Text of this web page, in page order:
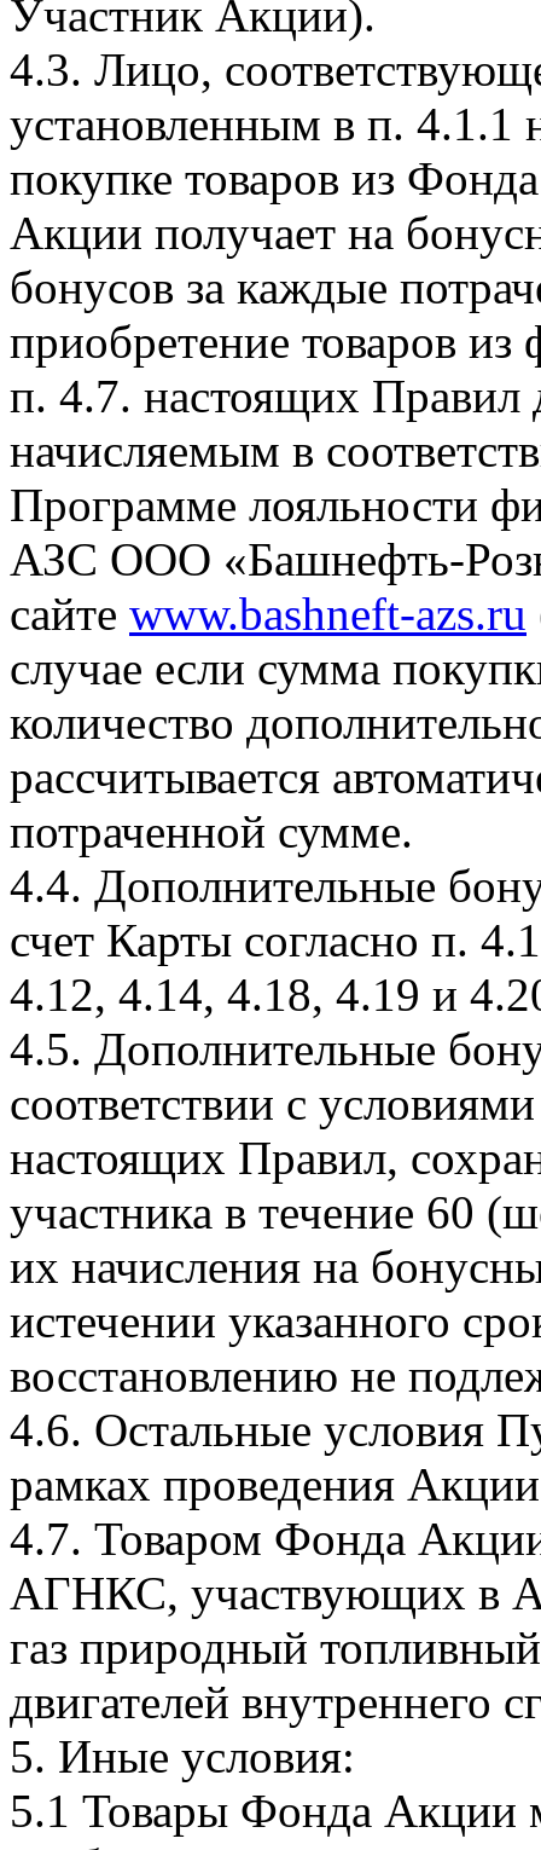
Участник Акции).
4.3. Лицо,
установленным в п. 4.1.1
покупке товаров из
Акции получает на
бонусов за каждые
приобретение товаров
п. 4.7. настоящих Правил
начисляемым в
Программе лояльности
АЗС ООО «Башнефть-
сайте www.bashneft-azs.ru
случае если сумма
количество
рассчитывается
потраченной сумме.
4.4. Дополнительные
счет Карты согласно п.
4.12, 4.14, 4.18, 4.19 и
4.5. Дополнительные
соответствии с
настоящих Правил,
участника в течение 60
их начисления на
истечении указанного
восстановлению не
4.6. Остальные условия
рамках проведения
4.7. Товаром Фонда
АГНКС, участвующих в
газ природный
двигателей внутреннего
5. Иные условия:
5.1 Товары Фонда Акции